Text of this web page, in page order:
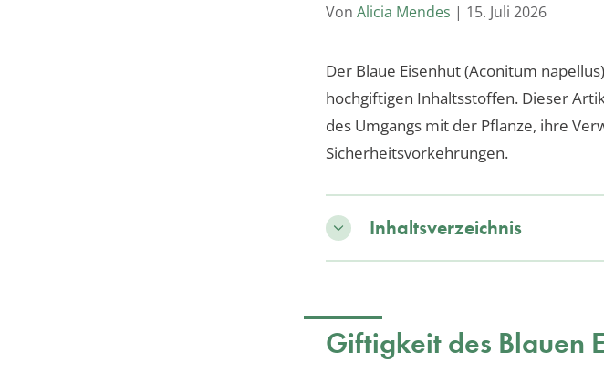
Von Alicia Mendes | 15. Juli 2026
Der Blaue Eisenhut (Aconitum
hochgiftigen Inhaltsstoffen. Dieser
des Umgangs mit der Pflanze, ihre
Sicherheitsvorkehrungen.
Inhaltsverzeichnis
Giftigkeit des Blauen